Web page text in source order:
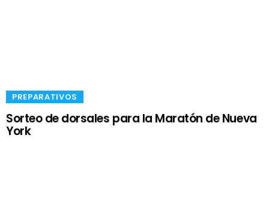
​PREPARATIVOS
Sorteo de dorsales para la Maratón de Nueva
York